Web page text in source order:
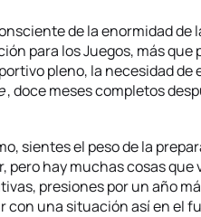
de la enormidad de
para los Juegos, más que
pleno, la necesidad de
, doce meses completos
sientes el peso de la
hay muchas cosas que
presiones por un año
con una situación así en el